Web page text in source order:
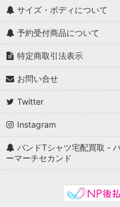
サイズ・ボディについて
予約受付商品について
特定商取引法表示
お問い合せ
Twitter
Instagram
バンドTシャツ宅配買取 -
ーマーチセカンド